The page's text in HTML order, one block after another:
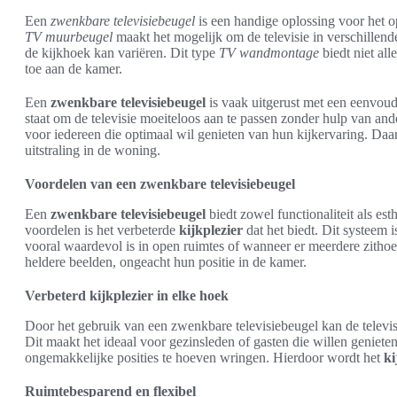
Een zwenkbare televisiebeugel is een handige oplossing voor het
TV muurbeugel maakt het mogelijk om de televisie in
de kijkhoek kan variëren. Dit type TV wandmontage biedt niet
toe aan de kamer.
Een zwenkbare televisiebeugel is vaak uitgerust met een
staat om de televisie moeiteloos aan te passen zonder hulp van
voor iedereen die optimaal wil genieten van hun kijkervaring.
uitstraling in de woning.
Voordelen van een zwenkbare televisiebeugel
Een zwenkbare televisiebeugel biedt zowel functionaliteit als
voordelen is het verbeterde kijkplezier dat het biedt. Dit systeem
vooral waardevol is in open ruimtes of wanneer er meerdere
heldere beelden, ongeacht hun positie in de kamer.
Verbeterd kijkplezier in elke hoek
Door het gebruik van een zwenkbare televisiebeugel kan de
Dit maakt het ideaal voor gezinsleden of gasten die willen
ongemakkelijke posities te hoeven wringen. Hierdoor wordt het
Ruimtebesparend en flexibel